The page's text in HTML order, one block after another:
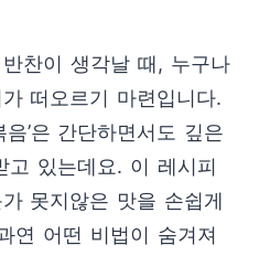
찬이 생각날 때, 누구나
떠오르기 마련입니다.
’은 간단하면서도 깊은
고 있는데요. 이 레시피
못지않은 맛을 손쉽게
연 어떤 비법이 숨겨져